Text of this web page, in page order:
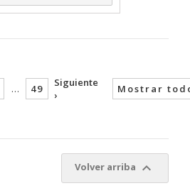
… 49
Siguiente
›
Mostrar
Volver arriba 